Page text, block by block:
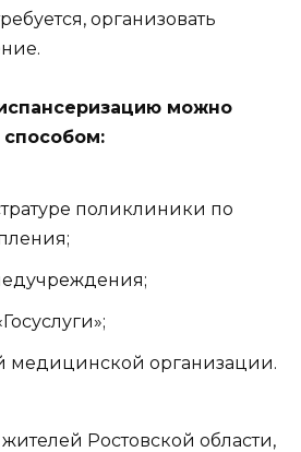
организовать
можно
поликлиники по
медицинской организации.
Ростовской области,